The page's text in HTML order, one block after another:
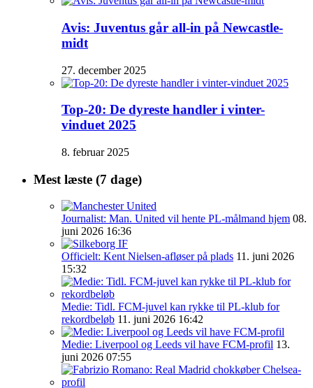
Avis: Juventus går all-in på Newcastle-
midt
27. december 2025
Top-20: De dyreste handler i vinter-
vinduet 2025
8. februar 2025
Mest læste (7 dage)
Journalist: Man. United vil hente PL-målmand hjem 08.
juni 2026 16:36
Officielt: Kent Nielsen-afløser på plads 11. juni 2026
15:32
Medie: Tidl. FCM-juvel kan rykke til PL-klub for
rekordbeløb 11. juni 2026 16:42
Medie: Liverpool og Leeds vil have FCM-profil 13.
juni 2026 07:55